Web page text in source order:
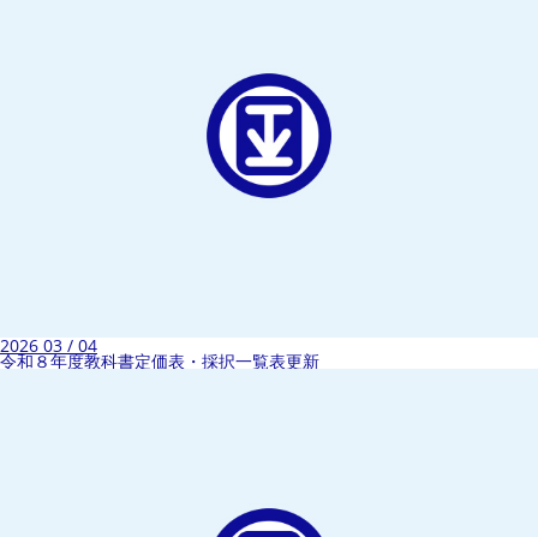
2026 03 / 04
令和８年度教科書定価表・採択一覧表更新